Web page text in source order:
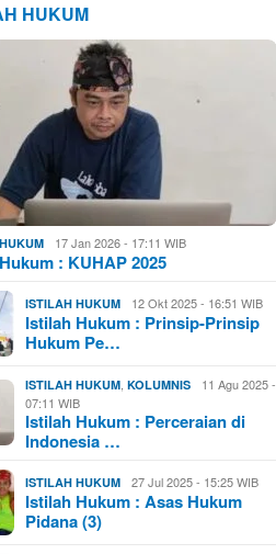
HUKUM
17 Jan 2026 - 17:11 WIB
: KUHAP 2025
ISTILAH HUKUM 12 Okt 2025 - 16:51 WIB
Istilah Hukum : Prinsip-Prinsip
Hukum Pe…
ISTILAH HUKUM ,KOLUMNIS
11 Agu 2025 -
07:11 WIB
Istilah Hukum : Perceraian di
Indonesia …
ISTILAH HUKUM 27 Jul 2025 - 15:25 WIB
Istilah Hukum : Asas Hukum
Pidana (3)